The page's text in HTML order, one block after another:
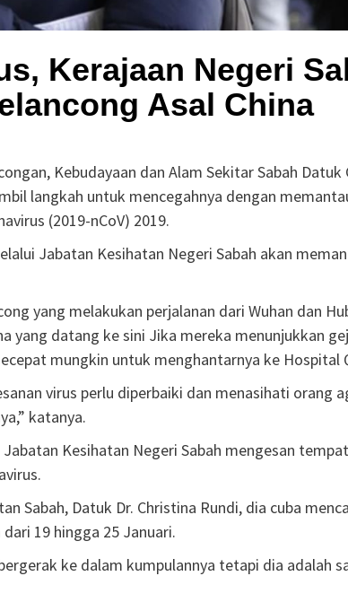
Kerajaan Negeri
Asal China
Kebudayaan dan Alam Sekitar Sabah
langkah untuk mencegahnya dengan
(2019-nCoV) 2019.
Jabatan Kesihatan Negeri Sabah akan
yang melakukan perjalanan dari Wuhan dan
yang datang ke sini Jika mereka menunjukkan
mungkin untuk menghantarnya ke Hospital
virus perlu diperbaiki dan menasihati orang
katanya.
Kesihatan Negeri Sabah mengesan
Sabah, Datuk Dr. Christina Rundi, dia cuba
19 hingga 25 Januari.
ke dalam kumpulannya tetapi dia adalah